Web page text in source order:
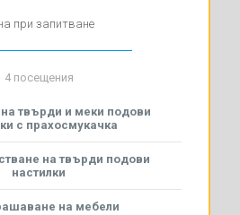
при запитване
4 посещения
твърди и меки подови
с прахосмукачка
на твърди подови
настилки
на мебели